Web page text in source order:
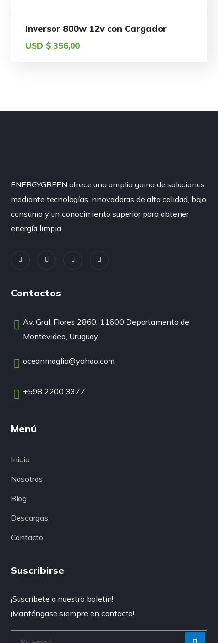
Inversor 800w 12v con Cargador
USD $ 356,00
ENERGYGREEN ofrece una amplia gama de soluciones
mediante tecnologías innovadoras de alta calidad, bajo
consumo y un conocimiento superior para obtener
energía limpia.
Contactos
Av. Gral. Flores 2860, 11600 Departamento de
Montevideo, Uruguay
oceanmoglia@yahoo.com
+598 2200 3377
Menú
Inicio
Nosotros
Blog
Descargas
Contacto
Suscribirse
¡Suscríbete a nuestro boletín!
¡Manténgase siempre en contacto!
[Enviar